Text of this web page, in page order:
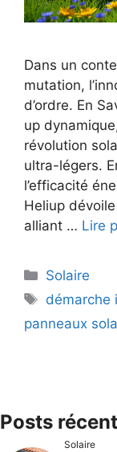
Dans un
mutation,
d’ordre. En
up
révolution
ultra-légers.
l’efficacité
Heliup
alliant … Lire
Catégories
Solaire
Étiquettes
démarche
panneaux
Posts
Solaire